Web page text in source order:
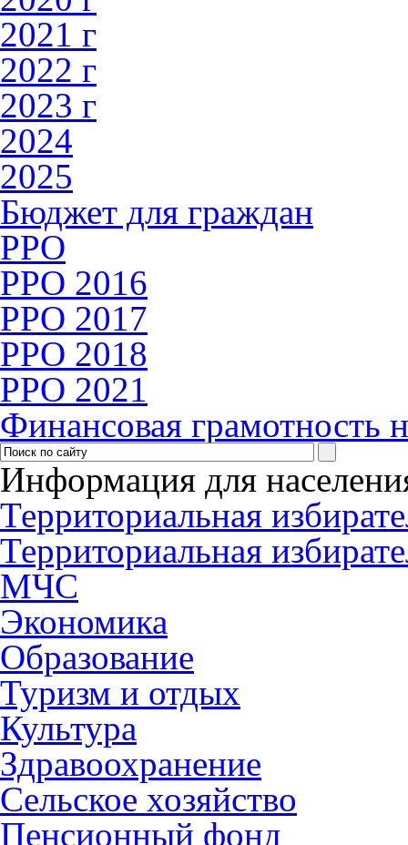
2021 г
2022 г
2023 г
2024
2025
Бюджет для граждан
РРО
РРО 2016
PPO 2017
PPO 2018
РРО 2021
Финансовая грамотность
Информация для
Территориальная
Территориальная
МЧС
Экономика
Образование
Туризм и отдых
Культура
Здравоохранение
Сельское хозяйство
Пенсионный фонд